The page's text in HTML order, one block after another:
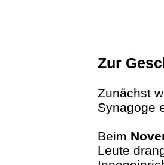
Zur
Zunächst
Synagoge
Beim
Leute